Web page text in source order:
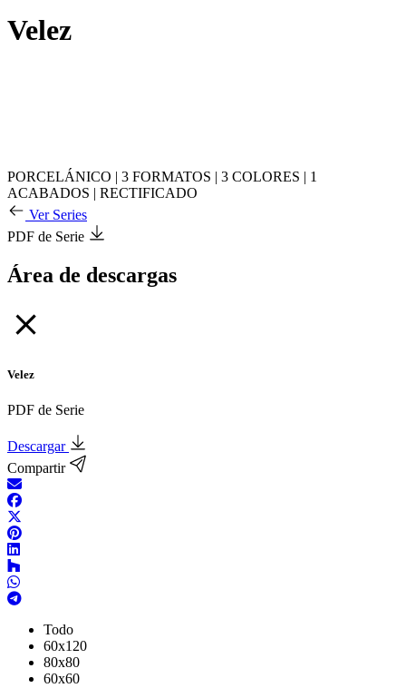
Velez
PORCELÁNICO | 3 FORMATOS | 3 COLORES | 1
ACABADOS | RECTIFICADO
Ver Series
PDF de Serie
Área de descargas
Velez
PDF de Serie
Descargar
Compartir
Todo
60x120
80x80
60x60